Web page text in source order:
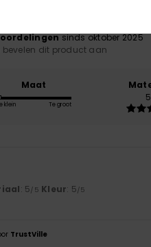
sinds oktober 2025
bevelen dit product aan
Maat
klein Te groot
: 5/5 Kleur: 5/5
TrustVille